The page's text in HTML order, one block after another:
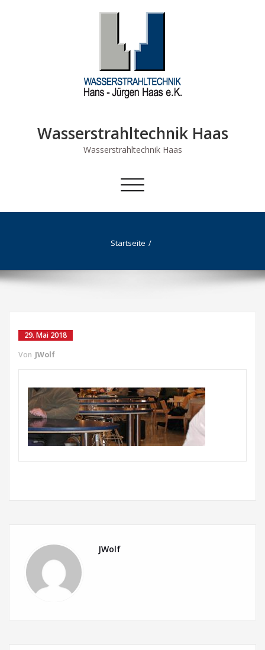
Wasserstrahltechnik Haas
Wasserstrahltechnik Haas
Schalte Navigation
Startseite
29. Mai 2018
Von JWolf
JWolf